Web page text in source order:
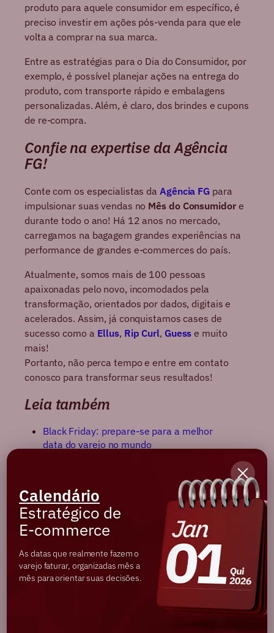
produto para aquele consumidor em específico, é
preciso investir em ações pós-venda para que ele
volta a comprar na sua marca.
Entre as estratégias para o Dia do Consumidor, por
exemplo, é possível planejar ações na entrega do
produto, com transporte rápido e embalagens
personalizadas. Além, é claro, dos brindes e cupons
de re-compra.
Confie na expertise da Agência
FG!
Conte com os especialistas da Agência FG para
impulsionar suas vendas no Mês do Consumidore
durante todo o ano! Há 12 anos no mercado,
carregamos na bagagem grandes experiências na
performance de grandes e-commerces do país.
Atualmente, somos mais de 100 pessoas
apaixonadas pelo novo, incomodados pela
transformação, orientados por dados, digitais e
acelerados. Assim, já conquistamos cases de
sucesso como a Ellus, Rip Curl, Guess e muito
mais!
Portanto, não perca tempo e entre em contato
conosco para transformar seus resultados!
Leia também
Black Friday: prepare-se para a melhor
data do varejo no mundo
Conteúdos
Calendário
Estratégico de
E-commerce
As datas que realmente fazem o
varejo faturar, organizadas mês a
mês para orientar suas decisões.